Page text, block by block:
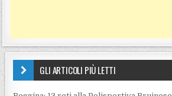
GLI ARTICOLI PIÙ LETTI